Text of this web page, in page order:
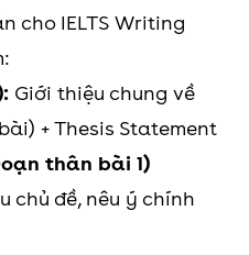
cho IELTS Writing
Giới thiệu chung về
+ Thesis Statement
thân bài 1)
chủ đề, nêu ý chính